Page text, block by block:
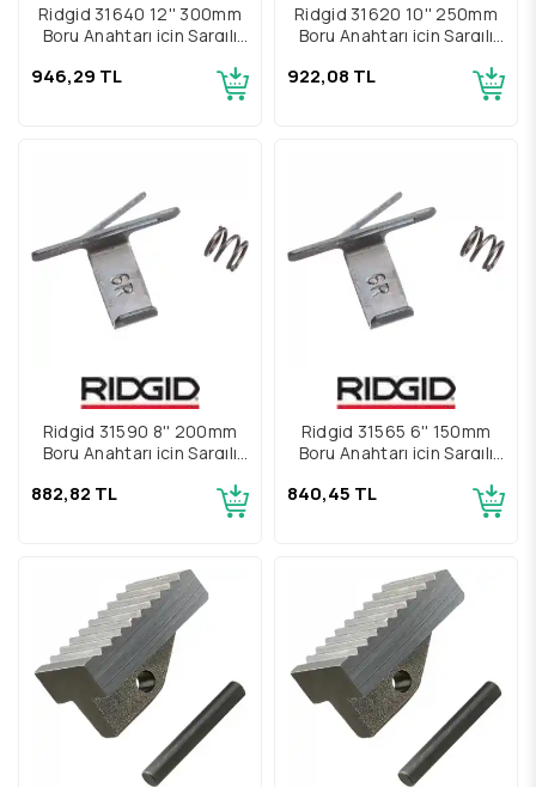
Ridgid 31640 12'' 300mm
Boru Anahtarı için Sargılı
946,29 TL
Ridgid 31620 10'' 250mm
Boru Anahtarı için Sargılı
922,08 TL
Ridgid 31590 8'' 200mm
Boru Anahtarı için Sargılı
882,82 TL
Ridgid 31565 6'' 150mm
Boru Anahtarı için Sargılı
840,45 TL